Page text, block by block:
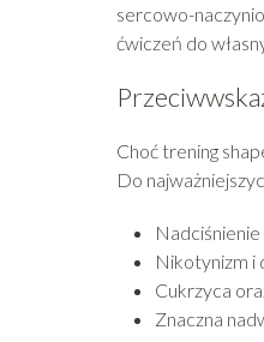
sercowo-
ćwiczeń do
Choć trening
Do
Nikotynizm i
Cukrzyca
Znaczna